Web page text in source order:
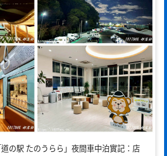
の駅 たのうらら」夜間車中泊實記：店